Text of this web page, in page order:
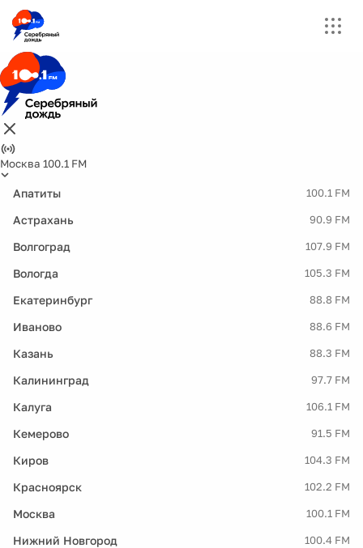
Москва 100.1 FM
Апатиты 100.1 FM
Астрахань 90.9 FM
Волгоград 107.9 FM
Вологда 105.3 FM
Екатеринбург 88.8 FM
Иваново 88.6 FM
Казань 88.3 FM
Калининград 97.7 FM
Калуга 106.1 FM
Кемерово 91.5 FM
Киров 104.3 FM
Красноярск 102.2 FM
Москва 100.1 FM
Нижний Новгород 100.4 FM